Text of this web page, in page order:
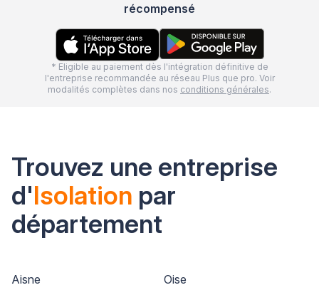
récompensé
* Eligible au paiement dès l'intégration définitive de
l'entreprise recommandée au réseau Plus que pro. Voir
modalités complètes dans nos conditions générales.
Trouvez une entreprise
d'Isolation par
département
Aisne Oise